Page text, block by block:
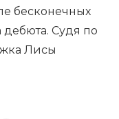
бесконечных
Судя по
Лисы